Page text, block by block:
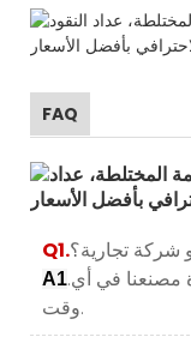
FAQ
Q1.تجارية؟
A1.نحن الشركة المصنعة. مرحبا بكم لزيارة مصنعنا في أي
وقت.